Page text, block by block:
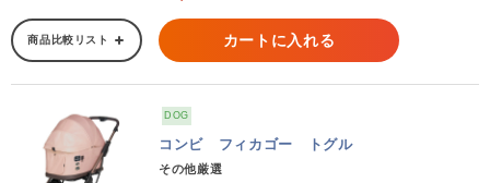
商品比較リスト カートに入れる
DOG
コンビ フィカゴー トグル
その他厳選